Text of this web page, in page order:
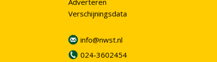
Adverteren
Verschijningsdata
info@nwst.nl
024-3602454